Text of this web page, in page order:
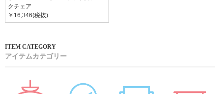
クチェア
￥16,346(税抜)
アイテムカテゴリー